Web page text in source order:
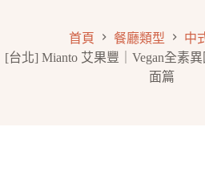
首頁 餐廳類型
中
[台北] Mianto 艾果豐｜Vegan全素
面篇